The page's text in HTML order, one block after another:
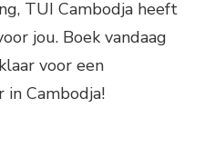
TUI Cambodja heeft
jou. Boek vandaag
voor een
Cambodja!